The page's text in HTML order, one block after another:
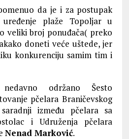
da je i za postupak
plaže Topoljar u
veliki broj ponuđača( preko
doneti veće uštede, jer
konkurenciju samim tim i
održano Šesto
pčelara Braničevskog
između pčelara sa
i Udruženja pčelara
Nenad Marković.